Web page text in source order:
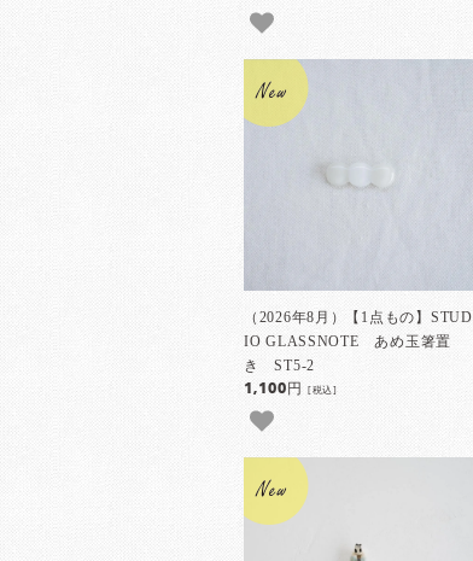
（2026年8月）【1点もの】STUD
IO GLASSNOTE あめ玉箸置
き ST5-2
1,100円[税込]